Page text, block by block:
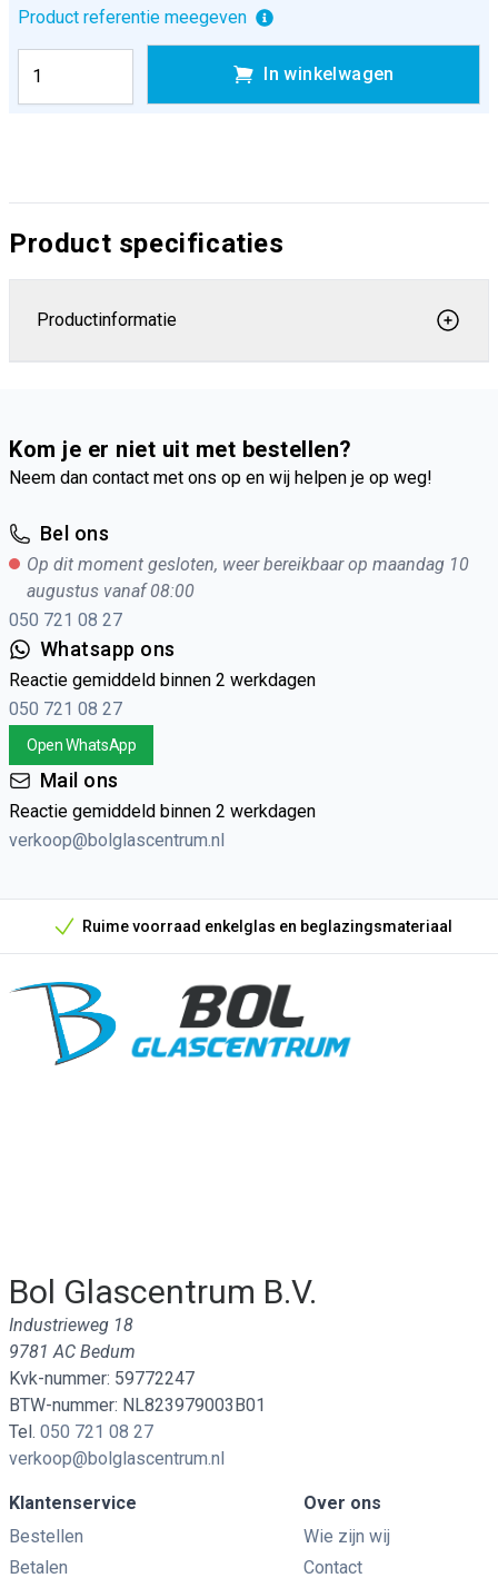
Product referentie meegeven
In winkelwagen
Product specificaties
Productinformatie
Kom je er niet uit met bestellen?
Neem dan contact met ons op en wij helpen je op weg!
Bel ons
Op dit moment gesloten, weer bereikbaar op maandag 10
augustus vanaf 08:00
050 721 08 27
Whatsapp ons
Reactie gemiddeld binnen 2 werkdagen
050 721 08 27
Open WhatsApp
Mail ons
Reactie gemiddeld binnen 2 werkdagen
verkoop@bolglascentrum.nl
Onze unieke verkoopargumenten
Ruime voorraad enkelglas en beglazingsmateriaal
Bol Glascentrum B.V.
Industrieweg 18
9781 AC Bedum
Kvk-nummer: 59772247
BTW-nummer: NL823979003B01
Tel. 050 721 08 27
verkoop@bolglascentrum.nl
Klantenservice
Bestellen
Betalen
Over ons
Wie zijn wij
Contact